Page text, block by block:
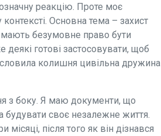
реакцію. Проте моє
Основна тема – захист
мають безумовне право бути
деякі готові застосовувати, щоб
колишня цивільна дружина
з боку. Я маю документи, що
своє незалежне життя.
після того як він дізнався